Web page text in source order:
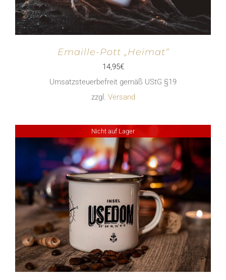
Emaille-Pott „Heimat“
14,95€
Umsatzsteuerbefreit gemäß UStG §19
zzgl. Versand
Nicht auf Lager